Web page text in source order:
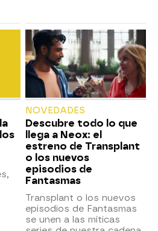
NOVEDADES
Descubre todo lo que
llega a Neox: el
estreno de Transplant
o los nuevos
episodios de
Fantasmas
Transplant o los nuevos
episodios de Fantasmas
se unen a las míticas